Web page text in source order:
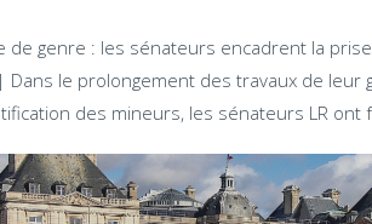
de genre : les sénateurs encadrent la
Dans le prolongement des travaux de leur
des mineurs, les sénateurs LR ont